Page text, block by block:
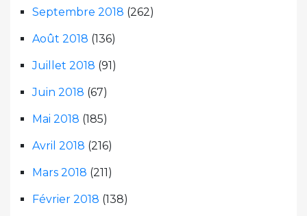
Septembre 2018 (262)
Août 2018 (136)
Juillet 2018 (91)
Juin 2018 (67)
Mai 2018 (185)
Avril 2018 (216)
Mars 2018 (211)
Février 2018 (138)